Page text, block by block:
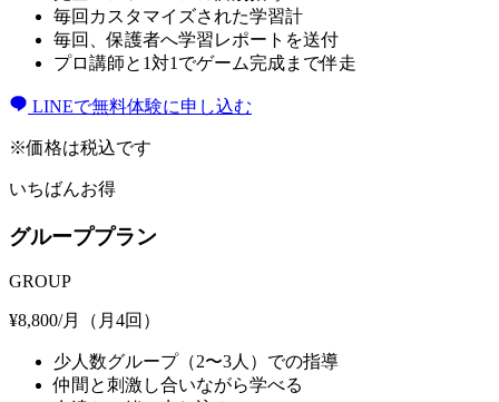
毎回カスタマイズされた学習計
毎回、保護者へ学習レポートを送付
プロ講師と1対1でゲーム完成まで伴走
LINEで無料体験に申し込む
※価格は税込です
いちばんお得
グループプラン
GROUP
¥8,800/月（月4回）
少人数グループ（2〜3人）での指導
仲間と刺激し合いながら学べる